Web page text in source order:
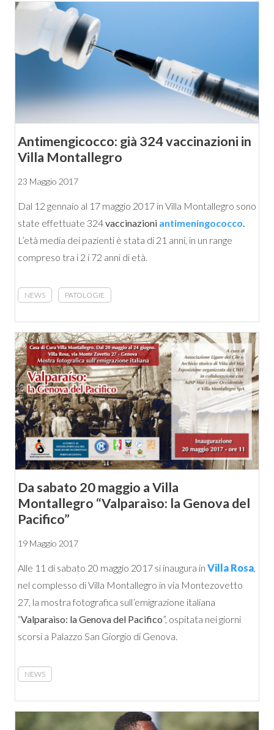
Antimengicocco: già 324 vaccinazioni in
Villa Montallegro
23 Maggio 2017
Dal 12 gennaio al 17 maggio 2017 in Villa Montallegro sono
state effettuate 324vaccinazioni antimeningococco.
L’età media dei pazienti è stata di 21 anni, in un range
compreso tra i 2 i 72 anni di età.
NEWS PATOLOGIE
Da sabato 20 maggio a Villa
Montallegro “Valparaìso: la Genova del
Pacifico”
19 Maggio 2017
Alle 11 di sabato 20 maggio 2017 si inaugura in Villa Rosa,
nel complesso di Villa Montallegro in via Montezovetto
27, la mostra fotografica sull’emigrazione italiana
“Valparaìso: la Genova del Pacifico”, ospitata nei giorni
scorsi a Palazzo San Giorgio di Genova.
NEWS